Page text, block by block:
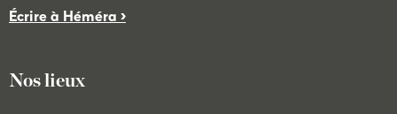
Écrire à Héméra >
Nos lieux